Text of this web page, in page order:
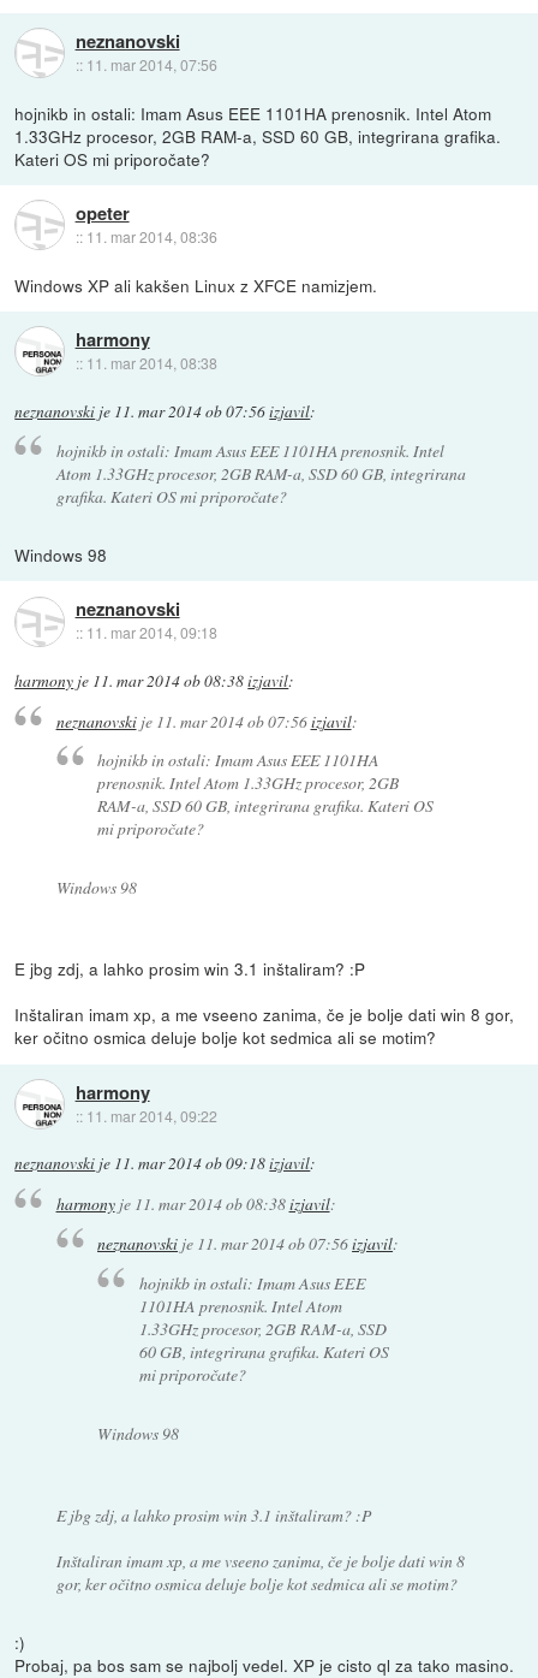
neznanovski
:: 11. mar 2014, 07:56
hojnikb in ostali: Imam Asus EEE 1101HA prenosnik. Intel Atom
1.33GHz procesor, 2GB RAM-a, SSD 60 GB, integrirana grafika.
Kateri OS mi priporočate?
opeter
:: 11. mar 2014, 08:36
Windows XP ali kakšen Linux z XFCE namizjem.
harmony
:: 11. mar 2014, 08:38
neznanovski je 11. mar 2014 ob 07:56izjavil:
hojnikb in ostali: Imam Asus EEE 1101HA prenosnik. Intel
Atom 1.33GHz procesor, 2GB RAM-a, SSD 60 GB, integrirana
grafika. Kateri OS mi priporočate?
Windows 98
neznanovski
:: 11. mar 2014, 09:18
harmony je 11. mar 2014 ob 08:38izjavil:
neznanovskije 11. mar 2014 ob 07:56izjavil:
hojnikb in ostali: Imam Asus EEE 1101HA
prenosnik. Intel Atom 1.33GHz procesor, 2GB
RAM-a, SSD 60 GB, integrirana grafika. Kateri OS
mi priporočate?
Windows 98
E jbg zdj, a lahko prosim win 3.1 inštaliram? :P
Inštaliran imam xp, a me vseeno zanima, če je bolje dati win 8 gor,
ker očitno osmica deluje bolje kot sedmica ali se motim?
harmony
:: 11. mar 2014, 09:22
neznanovski je 11. mar 2014 ob 09:18izjavil:
harmonyje 11. mar 2014 ob 08:38izjavil:
neznanovski je 11. mar 2014 ob 07:56izjavil:
hojnikb in ostali: Imam Asus EEE
1101HA prenosnik. Intel Atom
1.33GHz procesor, 2GB RAM-a, SSD
60 GB, integrirana grafika. Kateri OS
mi priporočate?
Windows 98
E jbg zdj, a lahko prosim win 3.1 inštaliram? :P
Inštaliran imam xp, a me vseeno zanima, če je bolje dati win 8
gor, ker očitno osmica deluje bolje kot sedmica ali se motim?
:)
Probaj, pa bos sam se najbolj vedel. XP je cisto ql za tako masino.